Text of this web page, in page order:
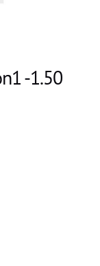
-1.50